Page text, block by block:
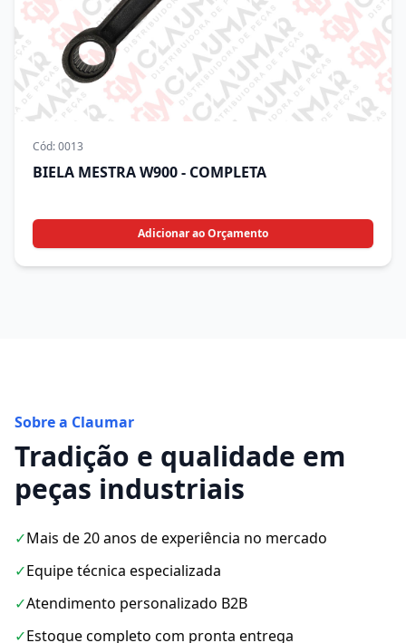
Cód:0013
BIELA MESTRA W900 - COMPLETA
Adicionar ao Orçamento
Sobre a Claumar
Tradição e qualidade em
peças industriais
✓Mais de 20 anos de experiência no mercado
✓Equipe técnica especializada
✓Atendimento personalizado B2B
✓Estoque completo com pronta entrega